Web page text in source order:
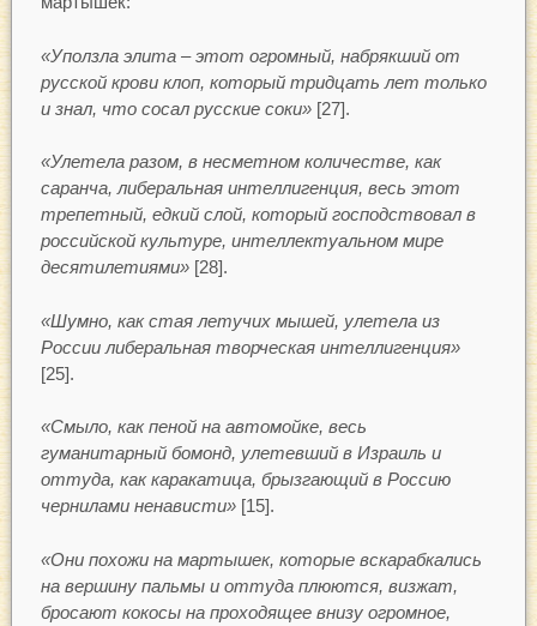
«Уползла элита – этот огромный, набрякший от
русской крови клоп, который тридцать лет только
и знал, что сосал русские соки» [27].
«Улетела разом, в несметном количестве, как
саранча, либеральная интеллигенция, весь этот
трепетный, едкий слой, который господствовал в
российской культуре, интеллектуальном мире
десятилетиями» [28].
«Шумно, как стая летучих мышей, улетела из
России либеральная творческая интеллигенция»
[25].
«Смыло, как пеной на автомойке, весь
гуманитарный бомонд, улетевший в Израиль и
оттуда, как каракатица, брызгающий в Россию
чернилами ненависти» [15].
«Они похожи на мартышек, которые вскарабкались
на вершину пальмы и оттуда плюются, визжат,
бросают кокосы на проходящее внизу огромное,